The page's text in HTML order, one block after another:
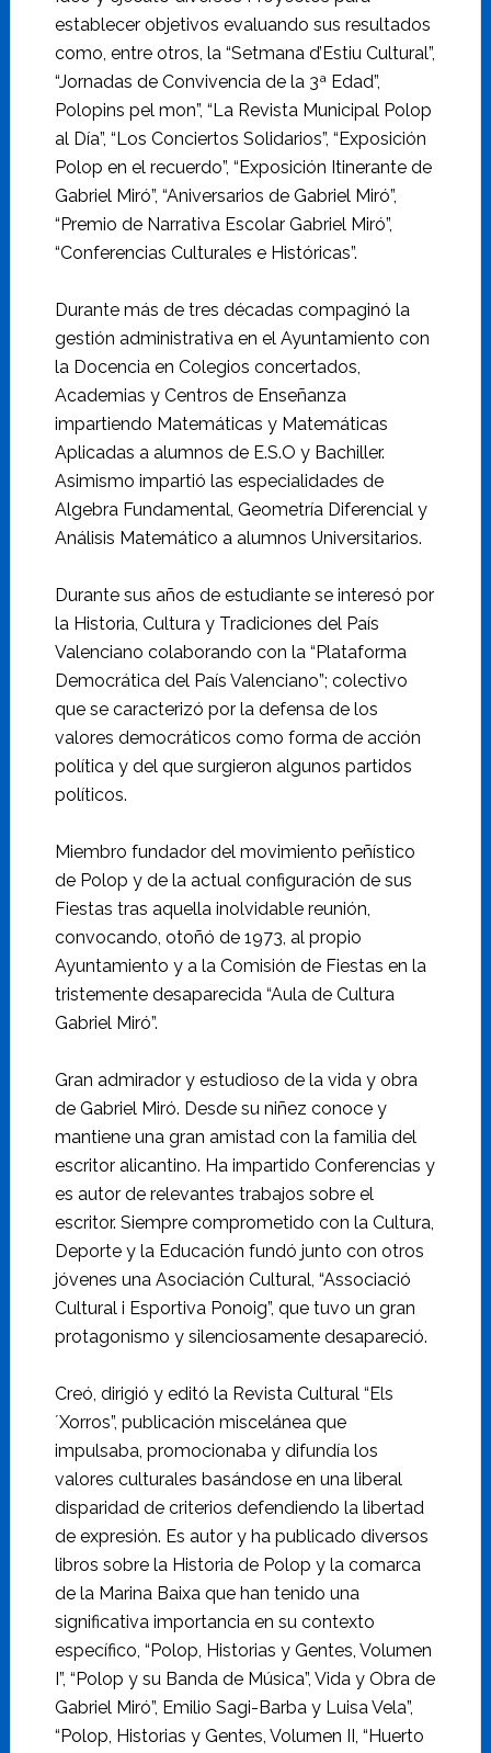
establecer objetivos evaluando sus resultados
como, entre otros, la “Setmana d’Estiu Cultural”,
“Jornadas de Convivencia de la 3ª Edad”,
Polopins pel mon”, “La Revista Municipal Polop
al Día”, “Los Conciertos Solidarios”, “Exposición
Polop en el recuerdo”, “Exposición Itinerante de
Gabriel Miró”, “Aniversarios de Gabriel Miró”,
“Premio de Narrativa Escolar Gabriel Miró”,
“Conferencias Culturales e Históricas”.
Durante más de tres décadas compaginó la
gestión administrativa en el Ayuntamiento con
la Docencia en Colegios concertados,
Academias y Centros de Enseñanza
impartiendo Matemáticas y Matemáticas
Aplicadas a alumnos de E.S.O y Bachiller.
Asimismo impartió las especialidades de
Algebra Fundamental, Geometría Diferencial y
Análisis Matemático a alumnos Universitarios.
Durante sus años de estudiante se interesó por
la Historia, Cultura y Tradiciones del País
Valenciano colaborando con la “Plataforma
Democrática del País Valenciano”; colectivo
que se caracterizó por la defensa de los
valores democráticos como forma de acción
política y del que surgieron algunos partidos
políticos.
Miembro fundador del movimiento peñístico
de Polop y de la actual configuración de sus
Fiestas tras aquella inolvidable reunión,
convocando, otoñó de 1973, al propio
Ayuntamiento y a la Comisión de Fiestas en la
tristemente desaparecida “Aula de Cultura
Gabriel Miró”.
Gran admirador y estudioso de la vida y obra
de Gabriel Miró. Desde su niñez conoce y
mantiene una gran amistad con la familia del
escritor alicantino. Ha impartido Conferencias y
es autor de relevantes trabajos sobre el
escritor. Siempre comprometido con la Cultura,
Deporte y la Educación fundó junto con otros
jóvenes una Asociación Cultural, “Associació
Cultural i Esportiva Ponoig”, que tuvo un gran
protagonismo y silenciosamente desapareció.
Creó, dirigió y editó la Revista Cultural “Els
´Xorros”, publicación miscelánea que
impulsaba, promocionaba y difundía los
valores culturales basándose en una liberal
disparidad de criterios defendiendo la libertad
de expresión. Es autor y ha publicado diversos
libros sobre la Historia de Polop y la comarca
de la Marina Baixa que han tenido una
significativa importancia en su contexto
específico, “Polop, Historias y Gentes, Volumen
I”, “Polop y su Banda de Música”, Vida y Obra de
Gabriel Miró”, Emilio Sagi-Barba y Luisa Vela”,
“Polop, Historias y Gentes, Volumen II, “Huerto